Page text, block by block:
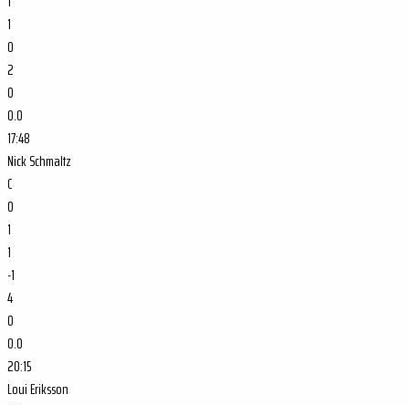
1
0
2
0
0.0
17:48
Nick Schmaltz
C
0
1
1
-1
4
0
0.0
20:15
Loui Eriksson